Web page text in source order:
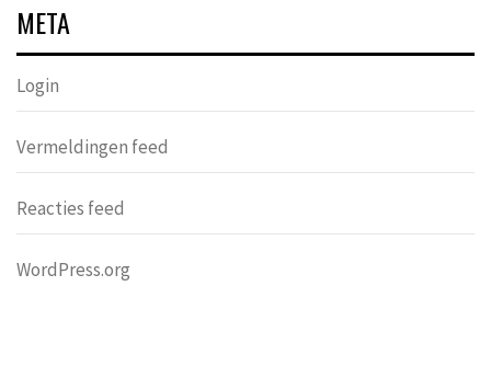
META
Login
Vermeldingen feed
Reacties feed
WordPress.org